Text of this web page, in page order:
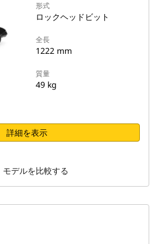
形式
ロックヘッドビット
全長
1222 mm
質量
49 kg
詳細を表示
モデルを比較する